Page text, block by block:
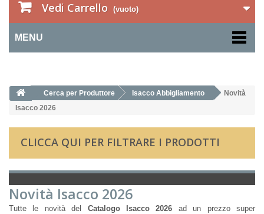
Vedi Carrello (vuoto)
MENU
Cerca per Produttore Isacco Abbigliamento
Novità
Isacco 2026
CLICCA QUI PER FILTRARE I PRODOTTI
Novità Isacco 2026
Tutte le novità del Catalogo Isacco 2026 ad un prezzo super